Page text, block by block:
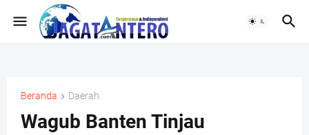
Beranda Daerah
Wagub Banten Tinjau